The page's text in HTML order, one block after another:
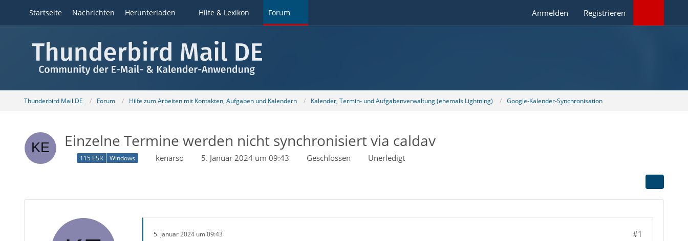
Startseite Nachrichten Herunterladen Hilfe & Lexikon Forum Anmelden Registrieren
Thunderbird Mail DE Forum Hilfe zum Arbeiten mit Kontakten, Aufgaben und Kalendern Kalender, Termin- und Aufgabenverwaltung (ehemals Lightning) Google-Kalender-Synchronisation
Einzelne Termine werden nicht synchronisiert via caldav
115 ESR Windows kenarso 5. Januar 2024 um 09:43 Geschlossen Unerledigt
5. Januar 2024 um 09:43 #1